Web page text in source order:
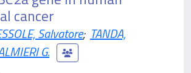
cancer
Salvatore; TANDA,
G.